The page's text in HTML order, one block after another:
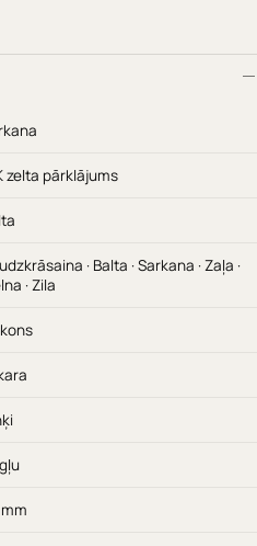
pasūti šos elegantos auskarus no
no ROTAS69!
zelta pārklājums
· Balta · Sarkana · Zaļa ·
· Zila